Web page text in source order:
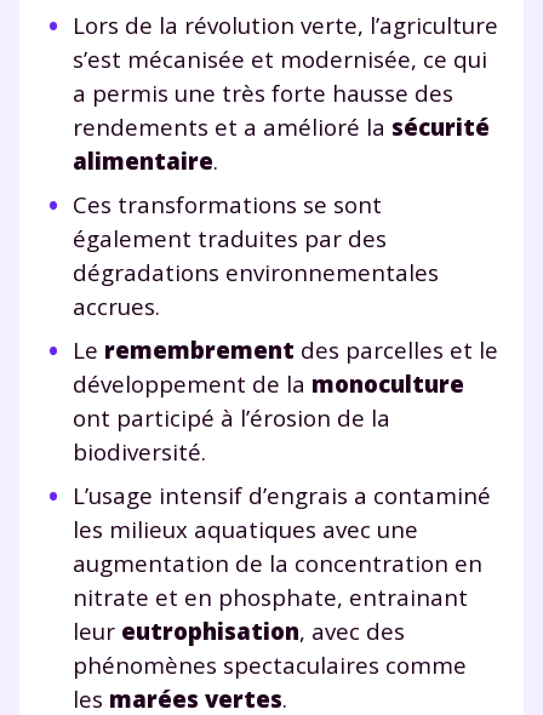
Lors de la révolution verte, l’agriculture
s’est mécanisée et modernisée, ce qui
a permis une très forte hausse des
rendements et a amélioré la sécurité
alimentaire.
Ces transformations se sont
également traduites par des
dégradations environnementales
accrues.
Le remembrement des parcelles et le
développement de la monoculture
ont participé à l’érosion de la
biodiversité.
L’usage intensif d’engrais a contaminé
les milieux aquatiques avec une
augmentation de la concentration en
nitrate et en phosphate, entrainant
leur eutrophisation, avec des
phénomènes spectaculaires comme
les marées vertes.